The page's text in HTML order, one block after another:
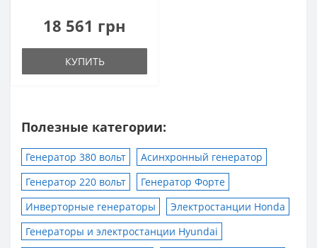
18 561 грн
КУПИТЬ
Полезные категории:
Генератор 380 вольт
Асинхронный генератор
Генератор 220 вольт
Генератор Форте
Инверторные генераторы
Электростанции Honda
Генераторы и электростанции Hyundai